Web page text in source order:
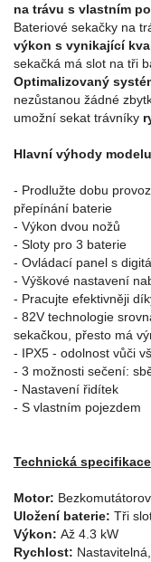
na trávu s vlastním
Bateriové sekačky na
výkon s vynikající
sekačká má slot na tři
Optimalizovaný
nezůstanou žádné
umožní sekat trávníky
Hlavní výhody modelu
- Prodlužte dobu
přepínání baterie
- Výkon dvou nožů
- Sloty pro 3 baterie
- Ovládací panel s
- Výškové nastavení
- Pracujte efektivněji
- 82V technologie
sekačkou, přesto má
- IPX5 - odolnost vůči
- 3 možnosti sečení:
- Nastavení řidítek
- S vlastním pojezdem
Technická
Motor:
Uložení baterie: Tři
Výkon: Až 4.3 kW
Rychlost: